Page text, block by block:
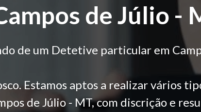
de Júlio -
de um Detetive particular em
Estamos aptos a realizar vários
de Júlio - MT, com discrição e